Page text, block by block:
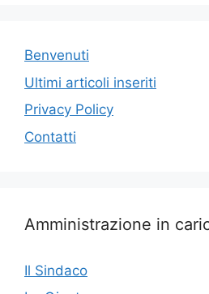
Benvenuti
Ultimi articoli inseriti
Privacy Policy
Contatti
Amministrazione in
Il Sindaco